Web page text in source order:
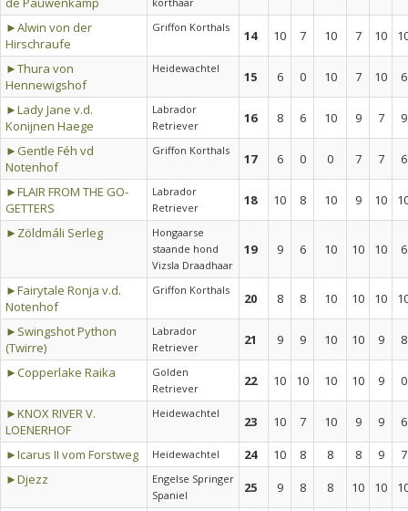
►Alwin von der
Hirschraufe
Griffon Korthals
14 10 7 10 7 10
►Thura von
Hennewigshof
Heidewachtel
15 6 0 10 7 10
6
►Lady Jane v.d.
Konijnen Haege
Labrador
Retriever
16 8 6 10 9 7
9
►Gentle Féh vd
Notenhof
Griffon Korthals
17 6 0 0 7 7
6
►FLAIR FROM THE GO-
GETTERS
Labrador
Retriever
18 10 8 10 9 10
►Zöldmáli Serleg
Hongaarse
staande hond
Vizsla Draadhaar
19 9 6 10 10 10 6
►Fairytale Ronja v.d.
Notenhof
Griffon Korthals
20 8 8 10 10 10
►Swingshot Python
(Twirre)
Labrador
Retriever
21 9 9 10 10 9
8
►Copperlake Raika
Golden
Retriever
22 10 10 10 10 9
0
►KNOX RIVER V.
LOENERHOF
Heidewachtel
23 10 7 10 9 9
6
►Icarus II vom Forstweg
Heidewachtel 24 10 8 8 8 9
7
►Djezz
Engelse Springer
Spaniel
25 9 8 8 10 10